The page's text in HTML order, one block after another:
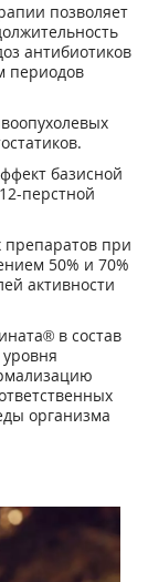
позволяет
антибиотиков
периодов
базисной
перстной
препаратов при
50% и 70%
активности
в состав
организма